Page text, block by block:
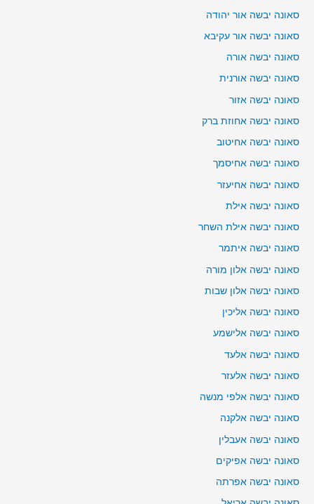
סאונה יבשה אור יהודה
סאונה יבשה אור עקיבא
סאונה יבשה אורה
סאונה יבשה אורנית
סאונה יבשה אזור
סאונה יבשה אחוזת ברק
סאונה יבשה אחיטוב
סאונה יבשה אחיסמך
סאונה יבשה אחיעזר
סאונה יבשה אילת
סאונה יבשה אילת השחר
סאונה יבשה איתמר
סאונה יבשה אלון מורה
סאונה יבשה אלון שבות
סאונה יבשה אליכין
סאונה יבשה אלישמע
סאונה יבשה אלעד
סאונה יבשה אלעזר
סאונה יבשה אלפי מנשה
סאונה יבשה אלקנה
סאונה יבשה אעבלין
סאונה יבשה אפיקים
סאונה יבשה אפרתה